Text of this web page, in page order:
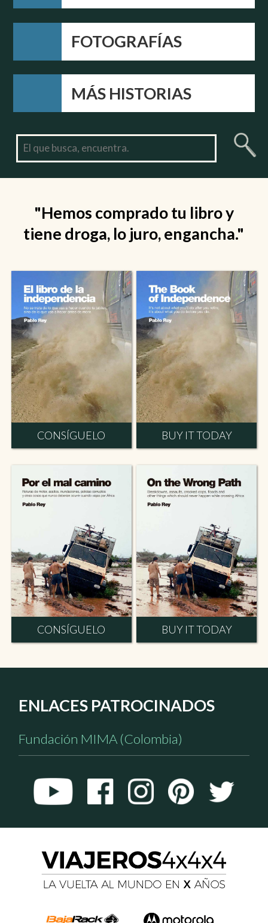
FOTOGRAFÍAS
MÁS HISTORIAS
"Hemos comprado tu libro y
tiene droga, lo juro, engancha."
CONSÍGUELO BUY IT TODAY
CONSÍGUELO BUY IT TODAY
ENLACES PATROCINADOS
Fundación MIMA (Colombia)